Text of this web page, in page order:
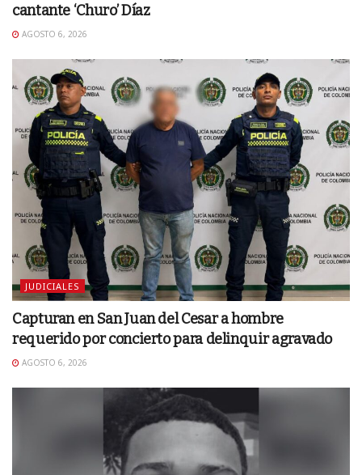
cantante ‘Churo’ Díaz
AGOSTO 6, 2026
JUDICIALES
Capturan en San Juan del Cesar a hombre
requerido por concierto para delinquir agravado
AGOSTO 6, 2026